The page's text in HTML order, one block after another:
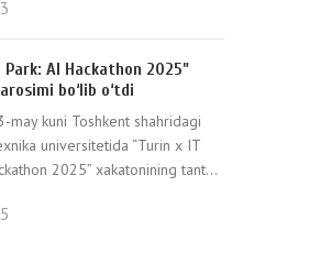
Park: AI Hackathon 2025”
bo‘lib o‘tdi
kuni Toshkent shahridagi
universitetida “Turin x IT
2025” xakatonining tant...